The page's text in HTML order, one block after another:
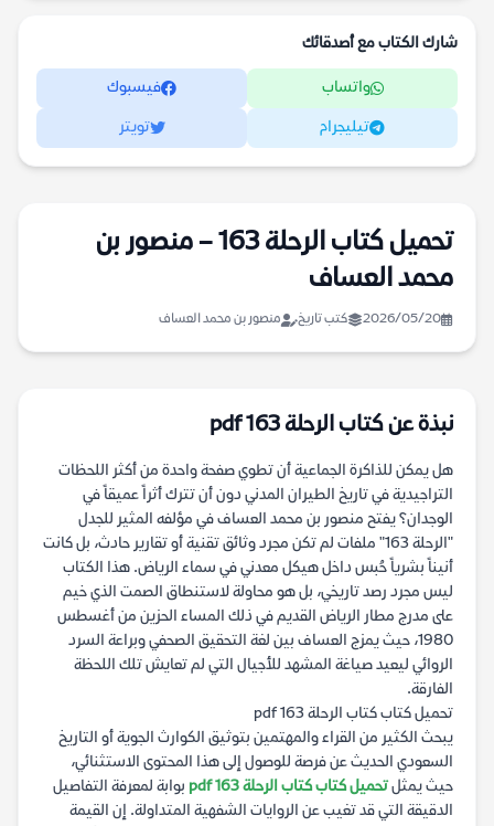
شارك الكتاب مع أصدقائك
واتساب فيسبوك
تيليجرام تويتر
تحميل كتاب الرحلة 163 – منصور بن
محمد العساف
2026/05/20 كتب تاريخ منصور بن محمد العساف
نبذة عن كتاب الرحلة 163 pdf
هل يمكن للذاكرة الجماعية أن تطوي صفحة واحدة من أكثر اللحظات
التراجيدية في تاريخ الطيران المدني دون أن تترك أثراً عميقاً في
الوجدان؟ يفتح منصور بن محمد العساف في مؤلفه المثير للجدل
"الرحلة 163" ملفات لم تكن مجرد وثائق تقنية أو تقارير حادث، بل كانت
أنيناً بشرياً حُبس داخل هيكل معدني في سماء الرياض. هذا الكتاب
ليس مجرد رصد تاريخي، بل هو محاولة لاستنطاق الصمت الذي خيم
على مدرج مطار الرياض القديم في ذلك المساء الحزين من أغسطس
1980، حيث يمزج العساف بين لغة التحقيق الصحفي وبراعة السرد
الروائي ليعيد صياغة المشهد للأجيال التي لم تعايش تلك اللحظة
الفارقة.
تحميل كتاب كتاب الرحلة 163 pdf
يبحث الكثير من القراء والمهتمين بتوثيق الكوارث الجوية أو التاريخ
السعودي الحديث عن فرصة للوصول إلى هذا المحتوى الاستثنائي،
حيث يمثلتحميل كتاب كتاب الرحلة 163 pdf
بوابة لمعرفة التفاصيل
الدقيقة التي قد تغيب عن الروايات الشفهية المتداولة. إن القيمة